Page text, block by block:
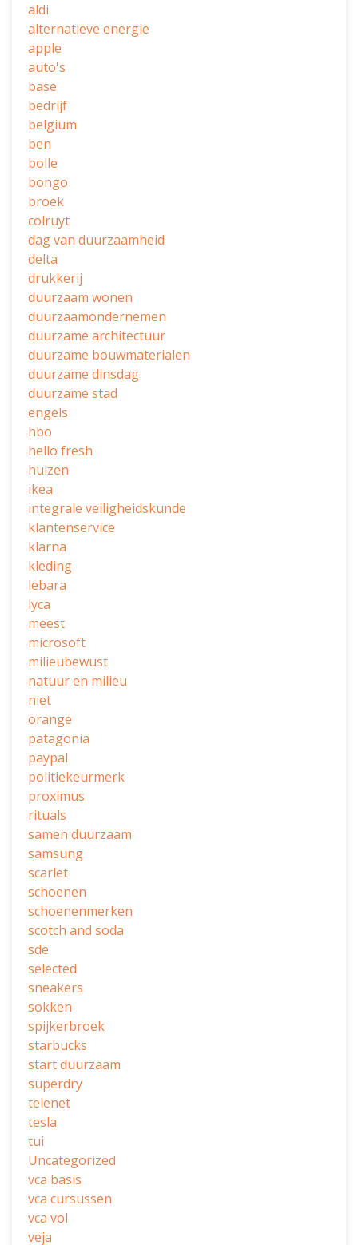
aldi
alternatieve energie
apple
auto's
base
bedrijf
belgium
ben
bolle
bongo
broek
colruyt
dag van duurzaamheid
delta
drukkerij
duurzaam wonen
duurzaamondernemen
duurzame architectuur
duurzame bouwmaterialen
duurzame dinsdag
duurzame stad
engels
hbo
hello fresh
huizen
ikea
integrale veiligheidskunde
klantenservice
klarna
kleding
lebara
lyca
meest
microsoft
milieubewust
natuur en milieu
niet
orange
patagonia
paypal
politiekeurmerk
proximus
rituals
samen duurzaam
samsung
scarlet
schoenen
schoenenmerken
scotch and soda
sde
selected
sneakers
sokken
spijkerbroek
starbucks
start duurzaam
superdry
telenet
tesla
tui
Uncategorized
vca basis
vca cursussen
vca vol
veja